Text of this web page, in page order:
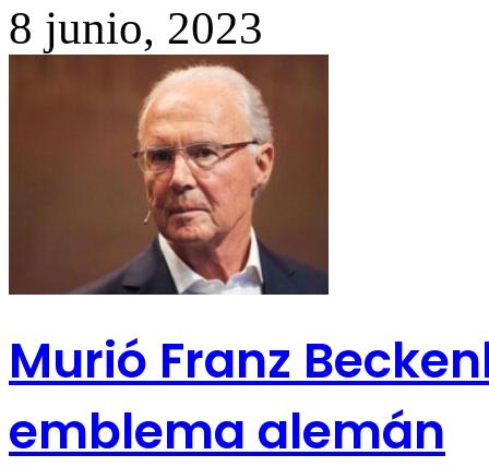
8 junio, 2023
Murió Franz
emblema alemán